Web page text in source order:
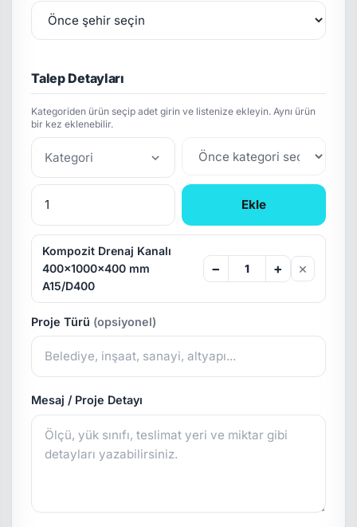
Talep Detayları
Kategoriden ürün seçip adet girin ve listenize ekleyin. Aynı ürün
bir kez eklenebilir.
Kategori
Ekle
Kompozit Drenaj Kanalı
400x1000x400 mm
A15/D400
− + ×
Proje Türü (opsiyonel)
Mesaj / Proje Detayı